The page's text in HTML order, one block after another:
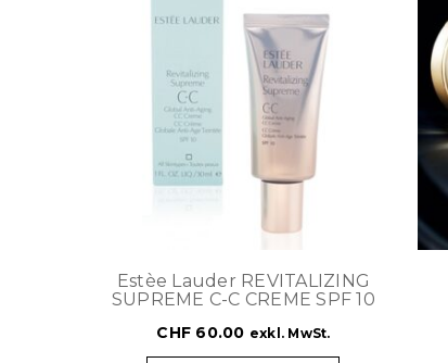
Estèe Lauder REVITALIZING
SUPREME C-C CREME SPF 10
CHF 60.00 exkl. MwSt.